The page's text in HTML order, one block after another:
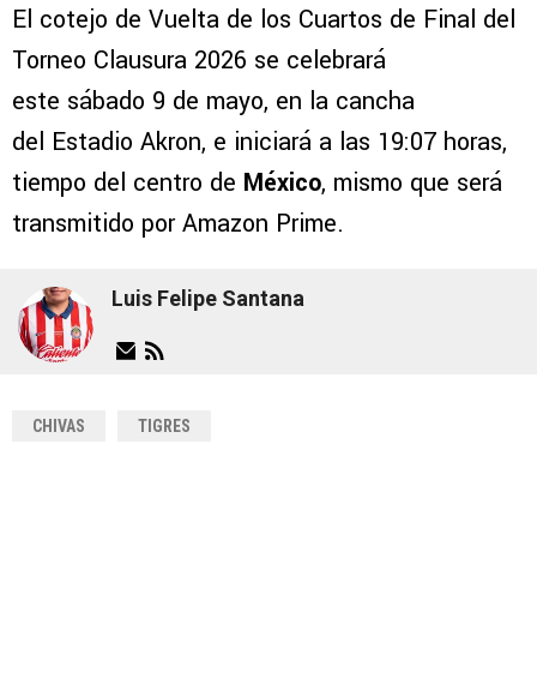
El cotejo de Vuelta de los Cuartos de Final del
Torneo Clausura 2026 se celebrará
este sábado 9 de mayo, en la cancha
del Estadio Akron, e iniciará a las 19:07 horas,
tiempo del centro de México, mismo que será
transmitido por Amazon Prime.
Luis Felipe Santana
CHIVAS TIGRES